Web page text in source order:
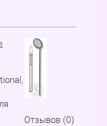
Отзывов (0)